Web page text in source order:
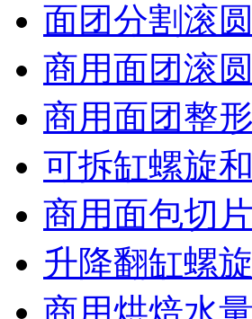
面团分割滚
商用面团滚
商用面团整
可拆缸螺旋
商用面包切
升降翻缸螺